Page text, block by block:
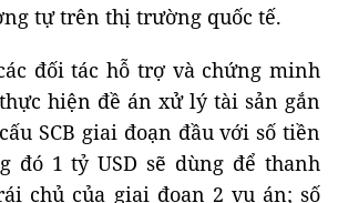
tự trên thị trường quốc tế.
đối tác hỗ trợ và chứng minh
hiện đề án xử lý tài sản gắn
SCB giai đoạn đầu với số tiền
đó 1 tỷ USD sẽ dùng để thanh
chủ của giai đoạn 2 vụ án; số